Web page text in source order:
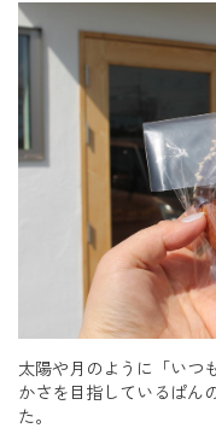
太陽や月のように「いつ
かさを目指しているぱん
た。